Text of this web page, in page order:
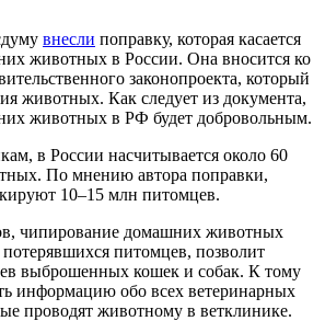
внесли поправку, которая касается
животных в России. Она вносится ко
законопроекта, который
животных. Как следует из документа,
животных в РФ будет добровольным.
в России насчитывается около 60
По мнению автора поправки,
10–15 млн питомцев.
чипирование домашних животных
питомцев, позволит
выброшенных кошек и собак. К тому
информацию обо всех ветеринарных
проводят животному в ветклинике.